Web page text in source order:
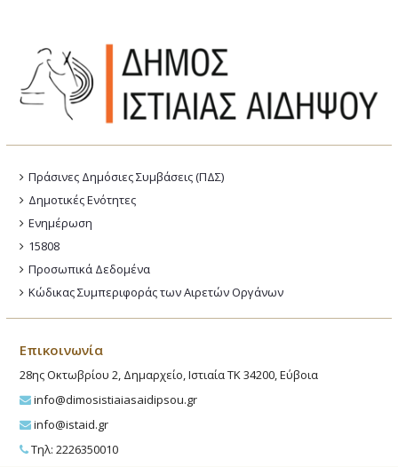
Πράσινες Δημόσιες Συμβάσεις (ΠΔΣ)
Δημοτικές Ενότητες
Ενημέρωση
15808
Προσωπικά Δεδομένα
Κώδικας Συμπεριφοράς των Αιρετών Οργάνων
Επικοινωνία
28ης Οκτωβρίου 2, Δημαρχείο, Ιστιαία ΤΚ 34200, Εύβοια
info@dimosistiaiasaidipsou.gr
info@istaid.gr
Τηλ: 2226350010